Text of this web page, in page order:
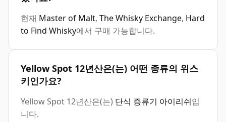
현재 Master of Malt, The Whisky Exchange, Hard
to Find Whisky에서 구매 가능합니다.
Yellow Spot 12년산은(는) 어떤 종류의 위스
키인가요?
Yellow Spot 12년산은(는) 단식 증류기 아이리쉬입
니다.